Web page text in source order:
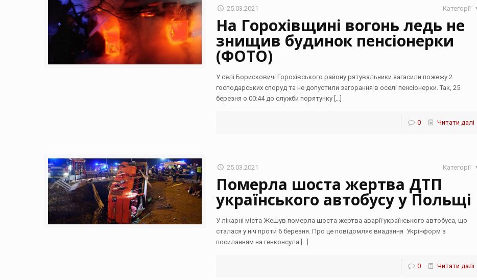
25.03.2021 Категорії
На Горохівщині вогонь ледь не
знищив будинок пенсіонерки
(ФОТО)
У селі Борисковичі Горохівського району рятувальники загасили пожежу 2
господарських споруд та не допустили загорання в оселі пенсіонерки. Так, 25
березня о 00:44 до служби порятунку […]
0 Читати далі
25.03.2021 Категорії
Померла шоста жертва ДТП
українського автобусу у Польщі
У лікарні міста Жешув померла шоста жертва аварії українського автобуса, що
сталася у ніч проти 6 березня. Про це повідомляє виадання Укрінформ з
посиланням на генконсула […]
0 Читати далі